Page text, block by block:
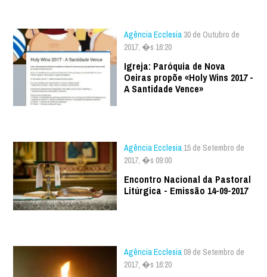
Agência Ecclesia 30 de Outubro de
2017, �s 16:20
Igreja: Paróquia de Nova
Oeiras propõe «Holy Wins 2017 -
A Santidade Vence»
Agência Ecclesia 15 de Setembro de
2017, �s 09:00
Encontro Nacional da Pastoral
Litúrgica - Emissão 14-09-2017
Agência Ecclesia 09 de Setembro de
2017, �s 16:20